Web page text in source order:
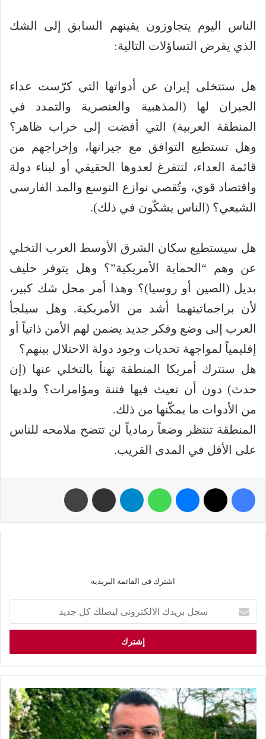
‏الناس اليوم يتجاوزون يقينهم السابق إلى الشك
الذي يفرض التساؤلات التالية:
‏هل ستتخلى إيران عن أدواتها التي كرّست عداء
الجيران لها (المذهبية والعنصرية والتمدد في
المنطقة العربية) التي أفضت إلى خراب ظاهر؟
وهل تستطيع التوافق مع جيرانها، وإخراجهم من
قائمة العداء، لتتفرغ لعدوها الحقيقي أو لبناء دولة
واقتصاد قوي، وتُقصي نوازع التوسع والمد الفارسي
الشيعي؟ (الناس يشكّون في ذلك).
‏هل سيستطيع سكان الشرق الأوسط العرب التخلي
عن وهم “الحماية الأمريكية”؟ وهل يتوفر حليف
بديل (الصين أو روسيا)؟ وهذا أمر محل شك كبير،
لأن براجماتيتهما أشد من الأمريكية. وهل سيلجأ
العرب إلى وضع وفكر جديد يضمن لهم الأمن ذاتياً أو
إقليمياً لمواجهة تحديات وجود دولة الاحتلال بينهم؟
‏هل ستترك أمريكا المنطقة تهنأ بالتخلي عنها (إن
حدث) دون أن تعيث فيها فتنة ومؤامرات؟ ولديها
من الأدوات ما يمكّنها من ذلك.
‏المنطقة تنتظر وضعاً رمادياً لن تتضح ملامحه للناس
على الأقل في المدى القريب.
اشترك فى القائمة البريدية